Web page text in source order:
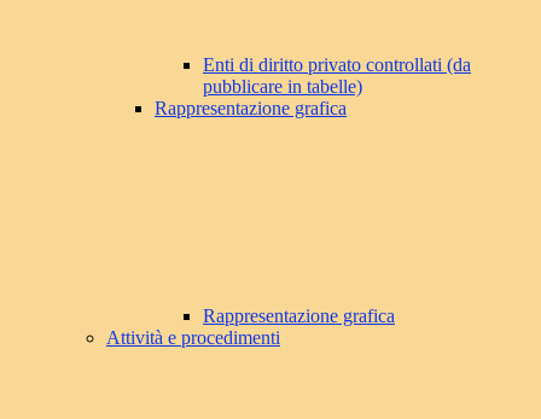
Enti di diritto privato controllati (da
pubblicare in tabelle)
Rappresentazione grafica
Rappresentazione grafica
Attività e procedimenti